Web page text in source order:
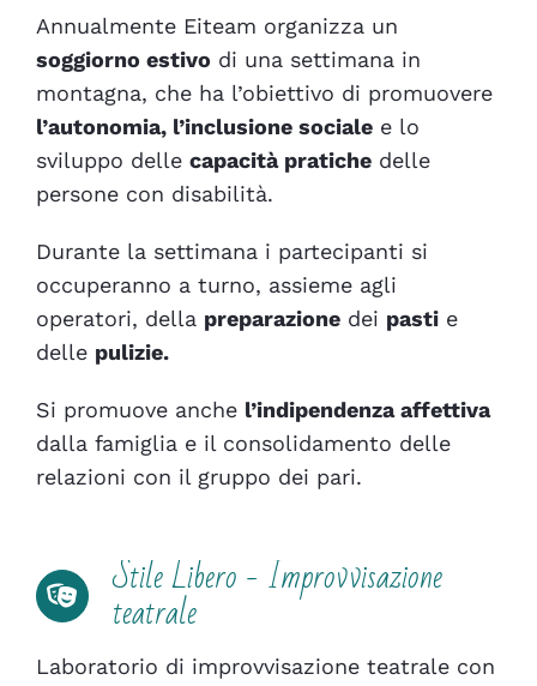
Annualmente Eiteam organizza un
soggiorno estivodi una settimana in
montagna, che ha l’obiettivo di promuovere
l’autonomia, l’inclusione socialee lo
sviluppo delle capacità pratichedelle
persone con disabilità.
Durante la settimana i partecipanti si
occuperanno a turno, assieme agli
operatori, della preparazionedei pastie
delle pulizie.
Si promuove anche l’indipendenza affettiva
dalla famiglia e il consolidamento delle
relazioni con il gruppo dei pari.
Stile Libero - Improvvisazione
teatrale
Laboratorio di improvvisazione teatrale con